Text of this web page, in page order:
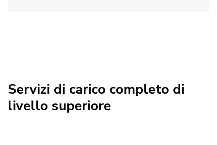
Servizi di carico completo di
livello superiore